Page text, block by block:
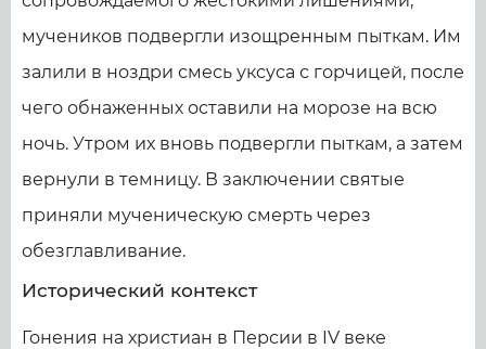
мучеников подвергли изощренным пыткам. Им
залили в ноздри смесь уксуса с горчицей, после
чего обнаженных оставили на морозе на всю
ночь. Утром их вновь подвергли пыткам, а затем
вернули в темницу. В заключении святые
приняли мученическую смерть через
обезглавливание.
Исторический контекст
Гонения на христиан в Персии в IV веке